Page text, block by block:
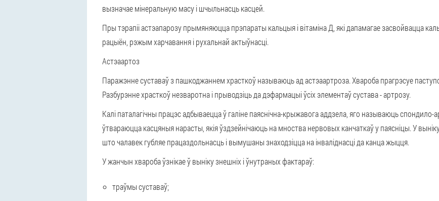
вызначае мінеральную масу і шчыльнасць касцей.
Пры тэрапіі астэапарозу прымяняюццапрэпараты кальцыя і вітаміна Д , які дапамагае засвойвацца
рацыён, рэжым харчавання і рухальнай актыўнасці.
Астэаартоз
Паражэнне суставаў з пашкоджаннем храсткоўназываюць ад астэаартроза. Хвароба прагрэсуе
Разбурэнне храсткоў незваротна і прыводзіць да дэфармацыі ўсіх элементаў сустава - артрозу.
Калі паталагічны працэс адбываецца ў галіне паяснічна-крыжавога аддзела, яго называюцьспондило-
ўтвараюцца касцяныя нарасты, якія ўздзейнічаюць на мноства нервовых канчаткаў у паясніцы. У
што чалавек губляе працаздольнасць і вымушаны знаходзіцца на інваліднасці да канца жыцця.
У жанчын хвароба ўзнікае ў вынікузнешніх і ўнутраных фактараў:
траўмы суставаў;